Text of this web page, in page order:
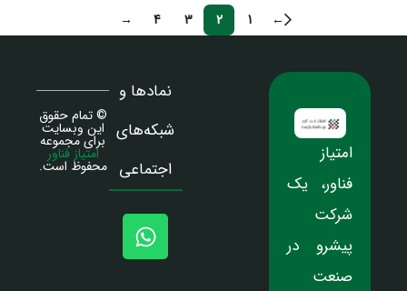
←
1
2
3
4
→
امتیاز
فناور، یک
شرکت
پیشرو در
صنعت
نمادها و
شبکه‌های
اجتماعی
© تمام حقوق
این وبسایت
برای مجموعه
امتیاز فناور
محفوظ است.